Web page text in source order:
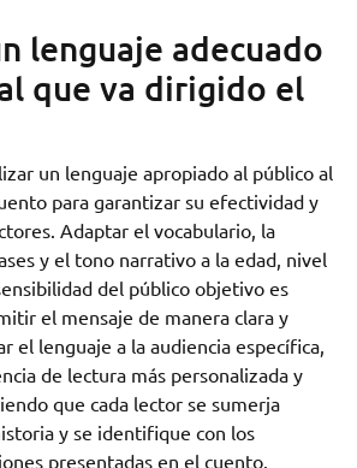
lenguaje adecuado
que va dirigido el
un lenguaje apropiado al público al
para garantizar su efectividad y
Adaptar el vocabulario, la
y el tono narrativo a la edad, nivel
del público objetivo es
el mensaje de manera clara y
el lenguaje a la audiencia específica,
de lectura más personalizada y
que cada lector se sumerja
y se identifique con los
presentadas en el cuento.